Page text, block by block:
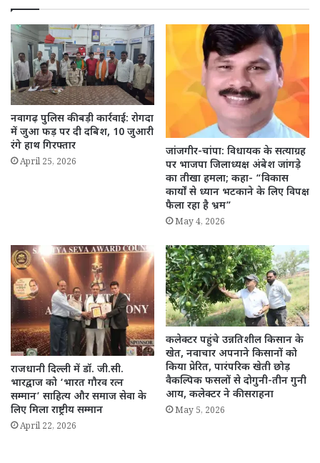
नवागढ़ पुलिस की बड़ी कार्रवाई: रोगदा
में जुआ फड़ पर दी दबिश, 10 जुआरी
रंगे हाथ गिरफ्तार
April 25, 2026
जांजगीर-चांपा: विधायक के सत्याग्रह
पर भाजपा जिलाध्यक्ष अंबेश जांगड़े
का तीखा हमला; कहा- “विकास
कार्यों से ध्यान भटकाने के लिए विपक्ष
फैला रहा है भ्रम”
May 4, 2026
राजधानी दिल्ली में डॉ. जी.सी.
भारद्वाज को ‘भारत गौरव रत्न
सम्मान’ साहित्य और समाज सेवा के
लिए मिला राष्ट्रीय सम्मान
April 22, 2026
कलेक्टर पहुंचे उन्नतिशील किसान के
खेत, नवाचार अपनाने किसानों को
किया प्रेरित, पारंपरिक खेती छोड़
वैकल्पिक फसलों से दोगुनी-तीन गुनी
आय, कलेक्टर ने की सराहना
May 5, 2026